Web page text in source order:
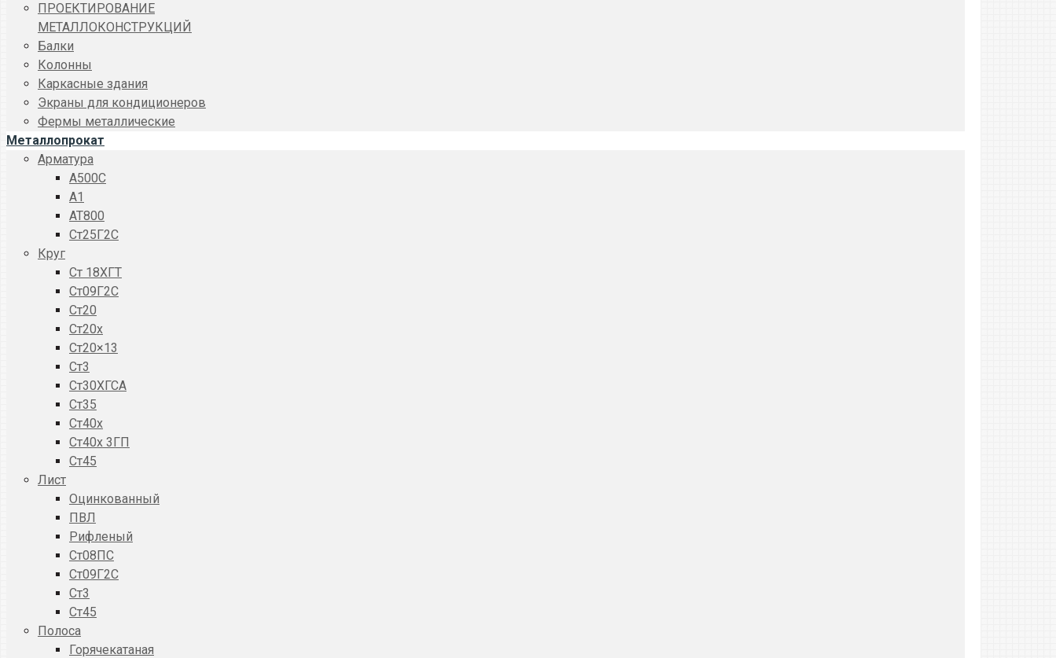
ПРОЕКТИРОВАНИЕ
МЕТАЛЛОКОНСТРУКЦИЙ
Балки
Колонны
Каркасные здания
Экраны для кондиционеров
Фермы металлические
Металлопрокат
Арматура
A500C
А1
АТ800
Ст25Г2С
Круг
Ст 18ХГТ
Ст09Г2С
Ст20
Ст20x
Ст20×13
Ст3
Ст30ХГСА
Ст35
Ст40х
Ст40х 3ГП
Ст45
Лист
Оцинкованный
ПВЛ
Рифленый
Ст08ПС
Ст09Г2С
Ст3
Ст45
Полоса
Горячекатаная